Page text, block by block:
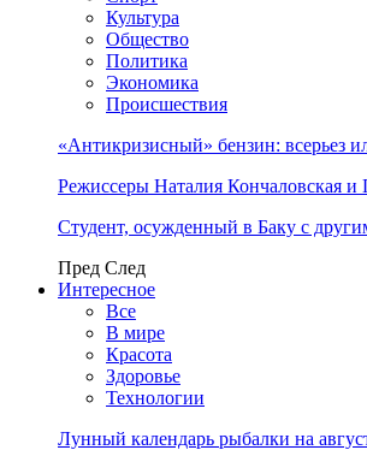
Культура
Общество
Политика
Экономика
Происшествия
«Антикризисный» бензин: всерьез
Режиссеры Наталия Кончаловская и
Студент, осужденный в Баку с
Пред След
Интересное
Все
В мире
Красота
Здоровье
Технологии
Лунный календарь рыбалки на